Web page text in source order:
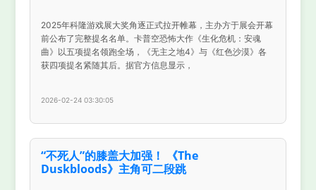
2025年科隆游戏展大奖角逐正式拉开帷幕，主办方于展会开幕
前公布了完整提名名单。卡普空恐怖大作《生化危机：安魂
曲》以五项提名领跑全场，《无主之地4》与《红色沙漠》各
获四项提名紧随其后。据官方信息显示，
2026-02-24 03:30:05
“不死人”的膝盖大加强！ 《The
Duskbloods》主角可二段跳